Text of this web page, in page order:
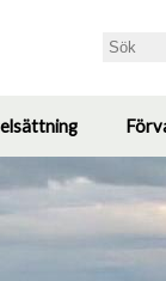
Sök
Toggle
submenu